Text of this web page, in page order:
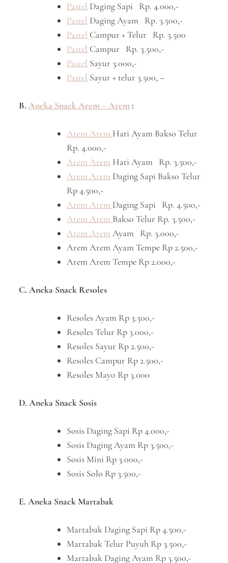
Pastel Daging Sapi Rp. 4.000,-
Pastel Daging Ayam Rp. 3.500,-
Pastel Campur + Telur Rp. 3.500
Pastel Campur Rp. 3.500,-
Pastel Sayur 3.000,-
Pastel Sayur + telur 3.500, –
B.Aneka Snack Arem – Arem :
Arem Arem Hati Ayam Bakso Telur
Rp. 4.000,-
Arem Arem Hati Ayam Rp. 3.500,-
Arem Arem Daging Sapi Bakso Telur
Rp 4.500,-
Arem Arem Daging Sapi Rp. 4.500,-
Arem Arem Bakso Telur Rp. 3.500,-
Arem Arem Ayam Rp. 3.000,-
Arem Arem Ayam Tempe Rp 2.500,-
Arem Arem Tempe Rp 2.000,-
C. Aneka Snack Resoles
Resoles Ayam Rp 3.500,-
Resoles Telur Rp 3.000,-
Resoles Sayur Rp 2.500,-
Resoles Campur Rp 2.500,-
Resoles Mayo Rp 3.000
D. Aneka Snack Sosis
Sosis Daging Sapi Rp 4.000,-
Sosis Daging Ayam Rp 3.500,-
Sosis Mini Rp 3.000,-
Sosis Solo Rp 3.500,-
E. Aneka Snack Martabak
Martabak Daging Sapi Rp 4.500,-
Martabak Telur Puyuh Rp 3.500,-
Martabak Daging Ayam Rp 3.500,-